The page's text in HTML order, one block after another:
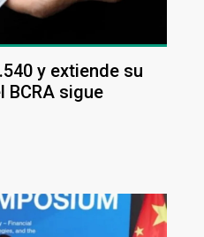
y extiende su
BCRA sigue